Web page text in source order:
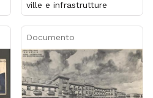
ville e infrastrutture
Documento